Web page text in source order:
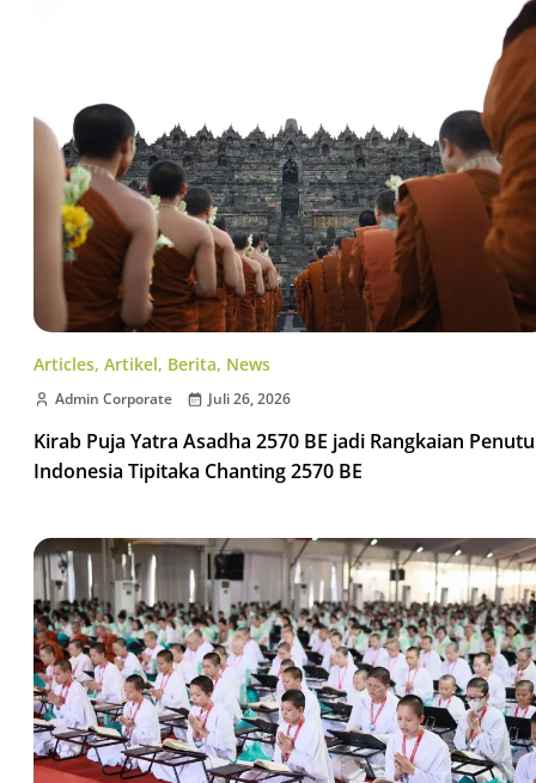
Articles, Artikel, Berita, News
Admin Corporate Juli 26, 2026
Kirab Puja Yatra Asadha 2570 BE jadi Rangkaian
Indonesia Tipitaka Chanting 2570 BE